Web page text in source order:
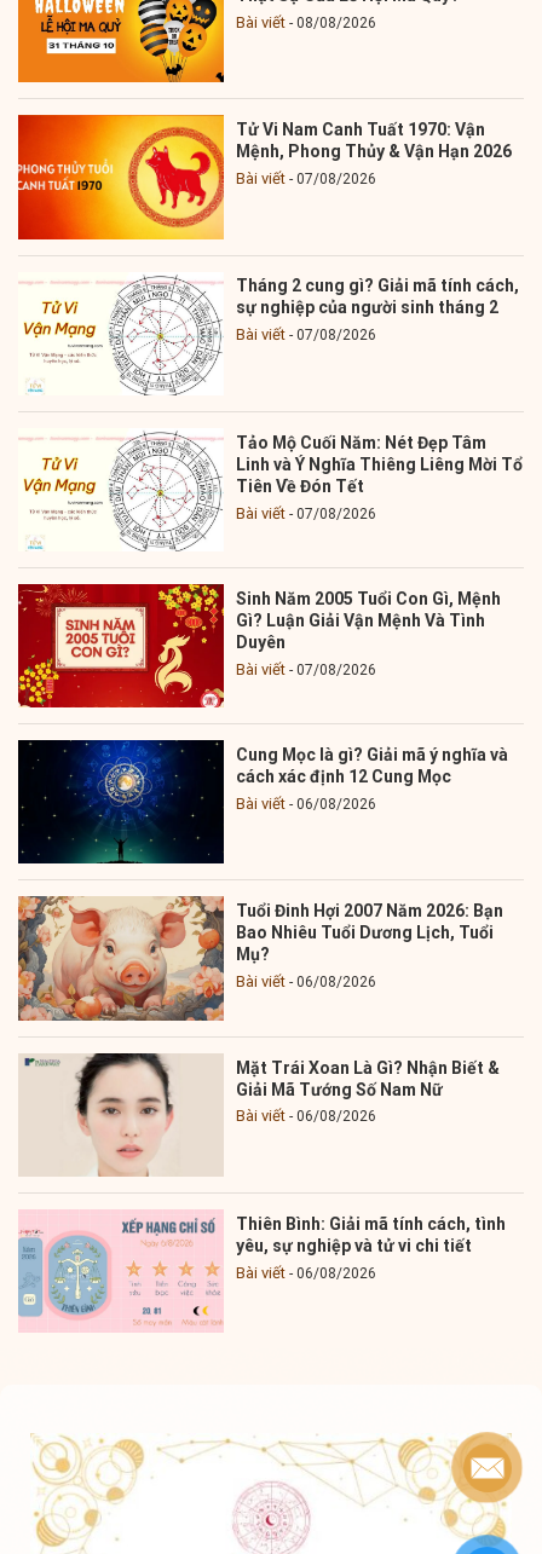
Bài viết 08/08/2026
Tử Vi Nam Canh Tuất 1970: Vận
Mệnh, Phong Thủy & Vận Hạn 2026
Bài viết 07/08/2026
Tháng 2 cung gì? Giải mã tính cách,
sự nghiệp của người sinh tháng 2
Bài viết 07/08/2026
Tảo Mộ Cuối Năm: Nét Đẹp Tâm
Linh và Ý Nghĩa Thiêng Liêng Mời Tổ
Tiên Về Đón Tết
Bài viết 07/08/2026
Sinh Năm 2005 Tuổi Con Gì, Mệnh
Gì? Luận Giải Vận Mệnh Và Tình
Duyên
Bài viết 07/08/2026
Cung Mọc là gì? Giải mã ý nghĩa và
cách xác định 12 Cung Mọc
Bài viết 06/08/2026
Tuổi Đinh Hợi 2007 Năm 2026: Bạn
Bao Nhiêu Tuổi Dương Lịch, Tuổi
Mụ?
Bài viết 06/08/2026
Mặt Trái Xoan Là Gì? Nhận Biết &
Giải Mã Tướng Số Nam Nữ
Bài viết 06/08/2026
Thiên Bình: Giải mã tính cách, tình
yêu, sự nghiệp và tử vi chi tiết
Bài viết 06/08/2026